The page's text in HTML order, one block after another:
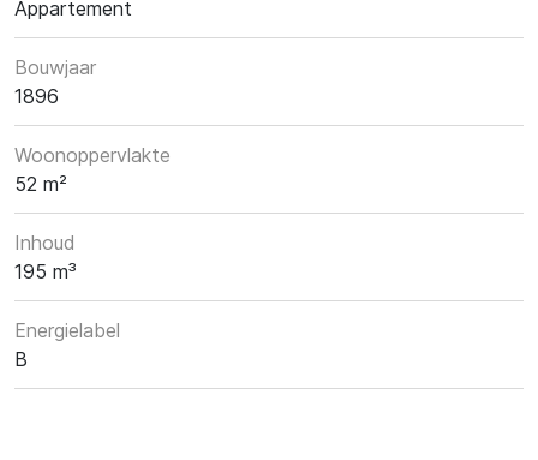
Appartement
Bouwjaar
1896
Woonoppervlakte
52 m²
Inhoud
195 m³
Energielabel
B